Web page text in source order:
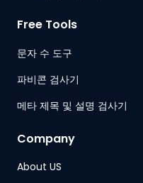
Free Tools
문자 수 도구
파비콘 검사기
메타 제목 및 설명 검사기
Company
About US